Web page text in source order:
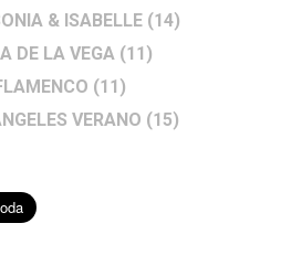
& ISABELLE (14)
DE LA VEGA (11)
(11)
VERANO (15)